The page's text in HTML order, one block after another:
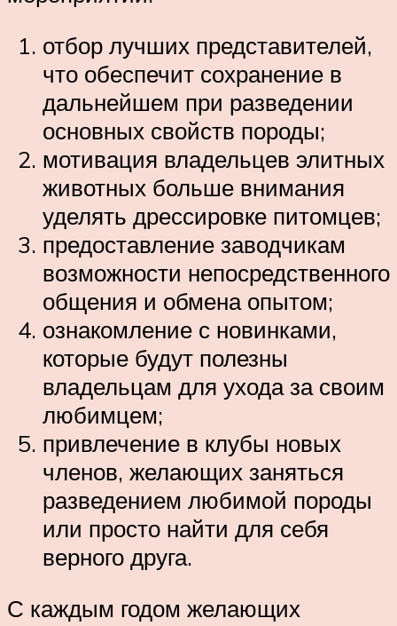
отбор лучших представителей,
что обеспечит сохранение в
дальнейшем при разведении
основных свойств породы;
мотивация владельцев элитных
животных больше внимания
уделять дрессировке питомцев;
предоставление заводчикам
возможности непосредственного
общения и обмена опытом;
ознакомление с новинками,
которые будут полезны
владельцам для ухода за своим
любимцем;
привлечение в клубы новых
членов, желающих заняться
разведением любимой породы
или просто найти для себя
верного друга.
С каждым годом желающих